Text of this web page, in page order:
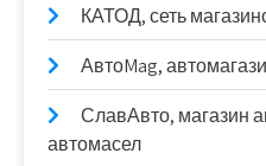
КАТОД, сеть
АвтоMag,
СлавАвто, магазин
автомасел